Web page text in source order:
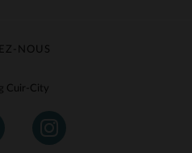
NOUS
Cuir-City